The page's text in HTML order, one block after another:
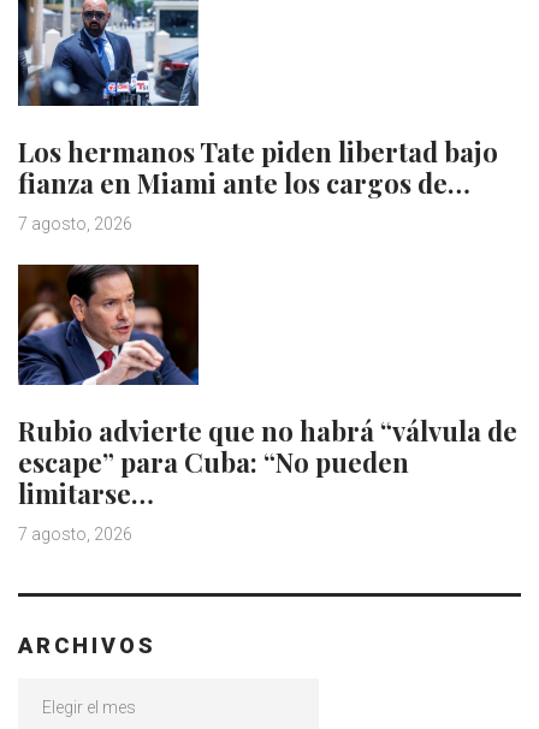
Los hermanos Tate piden libertad bajo
fianza en Miami ante los cargos de…
7 agosto, 2026
Rubio advierte que no habrá “válvula de
escape” para Cuba: “No pueden
limitarse…
7 agosto, 2026
ARCHIVOS